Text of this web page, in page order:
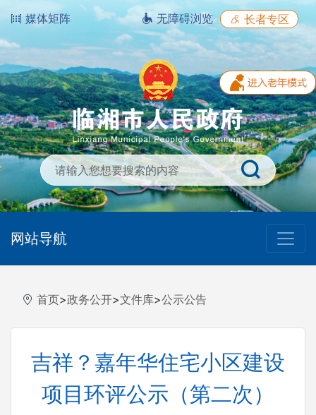
媒体矩阵 无障碍浏览 长者专区
网站导航
首页>政务公开>文件库>公示公告
吉祥？嘉年华住宅小区建设
项目环评公示（第二次）